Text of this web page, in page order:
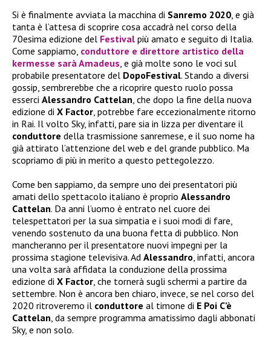
Si è finalmente avviata la macchina di Sanremo 2020, e già
tanta è l’attesa di scoprire cosa accadrà nel corso della
70esima edizione del Festival più amato e seguito di Italia.
Come sappiamo, conduttore e direttore artistico della
kermesse saràAmadeus, e già molte sono le voci sul
probabile presentatore del DopoFestival. Stando a diversi
gossip, sembrerebbe che a ricoprire questo ruolo possa
esserci Alessandro Cattelan, che dopo la fine della nuova
edizione di X Factor, potrebbe fare eccezionalmente ritorno
in Rai. Il volto Sky, infatti, pare sia in lizza per diventare il
conduttore della trasmissione sanremese, e il suo nome ha
già attirato l’attenzione del web e del grande pubblico. Ma
scopriamo di più in merito a questo pettegolezzo.
Come ben sappiamo, da sempre uno dei presentatori più
amati dello spettacolo italiano è proprio Alessandro
Cattelan. Da anni l’uomo è entrato nel cuore dei
telespettatori per la sua simpatia e i suoi modi di fare,
venendo sostenuto da una buona fetta di pubblico. Non
mancheranno per il presentatore nuovi impegni per la
prossima stagione televisiva. Ad Alessandro, infatti, ancora
una volta sarà affidata la conduzione della prossima
edizione di X Factor, che tornerà sugli schermi a partire da
settembre. Non è ancora ben chiaro, invece, se nel corso del
2020 ritroveremo il conduttore al timone di E Poi C’è
Cattelan, da sempre programma amatissimo dagli abbonati
Sky, e non solo.